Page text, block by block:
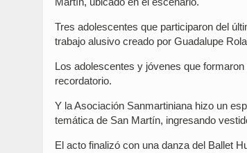
Tres adolescentes que participaron del
trabajo alusivo creado por Guadalupe
Los adolescentes y jóvenes que
recordatorio.
Y la Asociación Sanmartiniana hizo un
temática de San Martín, ingresando
El acto finalizó con una danza del Ballet